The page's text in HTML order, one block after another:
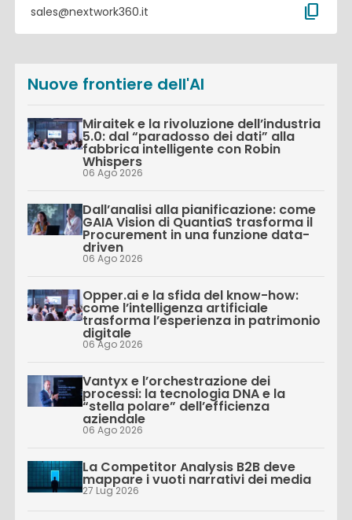
sales@nextwork360.it content_copy
Nuove frontiere dell'AI
Miraitek e la rivoluzione dell’industria
5.0: dal “paradosso dei dati” alla
fabbrica intelligente con Robin
Whispers
06 Ago 2026
Dall’analisi alla pianificazione: come
GAIA Vision di QuantiaS trasforma il
Procurement in una funzione data-
driven
06 Ago 2026
Opper.ai e la sfida del know-how:
come l’intelligenza artificiale
trasforma l’esperienza in patrimonio
digitale
06 Ago 2026
Vantyx e l’orchestrazione dei
processi: la tecnologia DNA e la
“stella polare” dell’efficienza
aziendale
06 Ago 2026
La Competitor Analysis B2B deve
mappare i vuoti narrativi dei media
27 Lug 2026